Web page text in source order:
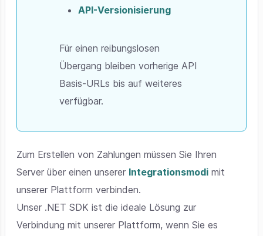
API-Versionisierung
Für einen reibungslosen
Übergang bleiben vorherige API
Basis-URLs bis auf weiteres
verfügbar.
Zum Erstellen von Zahlungen müssen Sie Ihren
Server über einen unserer Integrationsmodi mit
unserer Plattform verbinden.
Unser .NET SDK ist die ideale Lösung zur
Verbindung mit unserer Plattform, wenn Sie es